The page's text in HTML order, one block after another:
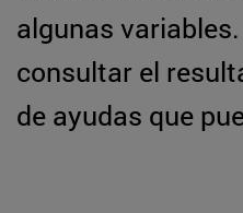
algunas
consultar el
de ayudas que